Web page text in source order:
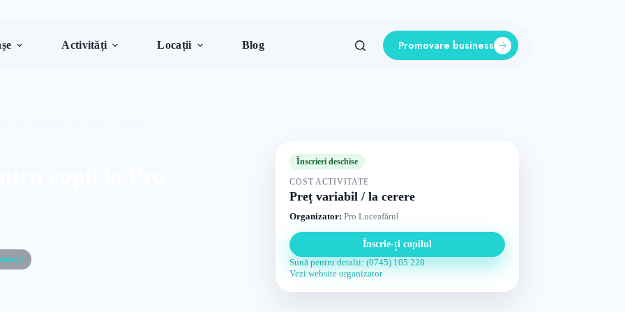
Activități Locații Blog Promovare business
Înscrieri deschise
COST ACTIVITATE
Preț variabil / la cerere
Organizator: Pro Luceafărul
Înscrie-ți copilul
Sună pentru detalii: (0745) 105 228
Vezi website organizator